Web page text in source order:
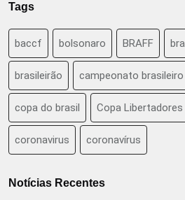
Tags
baccf bolsonaro BRAFF
brasileirão campeonato brasileiro
copa do brasil Copa
coronavirus coronavírus
Notícias Recentes